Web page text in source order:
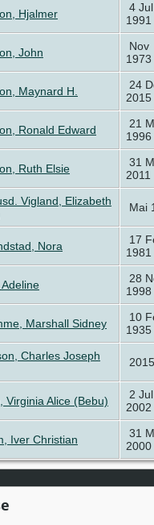
Hjalmer
4 Jul
1991
John
Nov
1973
Maynard H.
24
2015
Ronald Edward
21
1996
Ruth Elsie
31
2011
Vigland, Elizabeth
Mai
Nora
17
1981
28
1998
Marshall Sidney
10
1935
Charles Joseph
2015
Virginia Alice (Bebu)
2 Jul
2002
Iver Christian
31
2000